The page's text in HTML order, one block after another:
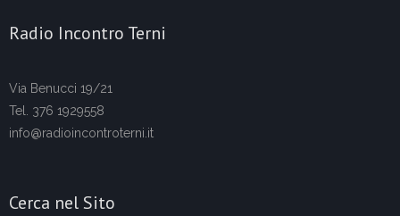
Radio Incontro Terni
Via Benucci 19/21
Tel. 376 1929558
info@radioincontroterni.it
Cerca nel Sito